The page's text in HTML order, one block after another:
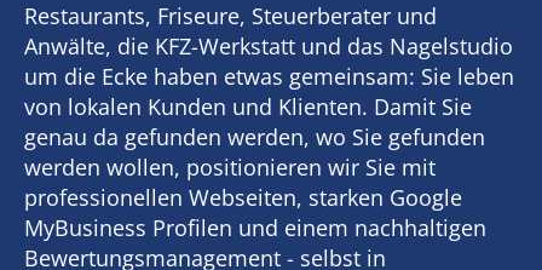
Restaurants, Friseure, Steuerberater und
Anwälte, die KFZ-Werkstatt und das Nagelstudio
um die Ecke haben etwas gemeinsam: Sie leben
von lokalen Kunden und Klienten. Damit Sie
genau da gefunden werden, wo Sie gefunden
werden wollen, positionieren wir Sie mit
professionellen Webseiten, starken Google
MyBusiness Profilen und einem nachhaltigen
Bewertungsmanagement - selbst in